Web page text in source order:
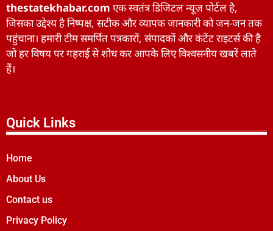
thestatekhabar.com एक स्वतंत्र डिजिटल न्यूज़ पोर्टल है,
जिसका उद्देश्य है निष्पक्ष, सटीक और व्यापक जानकारी को जन-जन तक
पहुंचाना। हमारी टीम समर्पित पत्रकारों, संपादकों और कंटेंट राइटर्स की है
जो हर विषय पर गहराई से शोध कर आपके लिए विश्वसनीय खबरें लाते
हैं।
Quick Links
Home
About Us
Contact us
Privacy Policy